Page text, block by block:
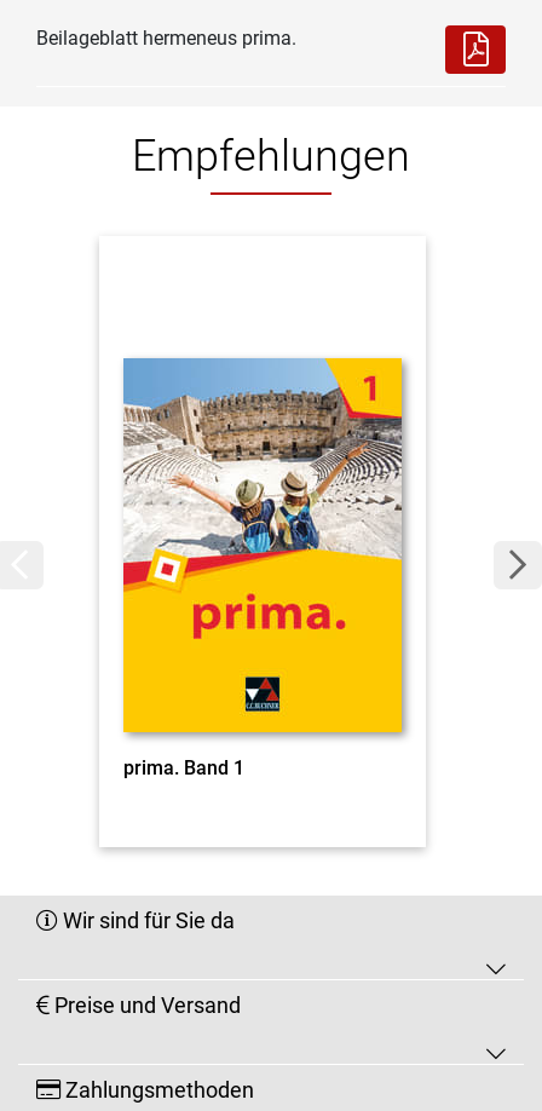
Beilageblatt hermeneus prima.
Empfehlungen
prima. Band 1
Wir sind für Sie da
Preise und Versand
Zahlungsmethoden